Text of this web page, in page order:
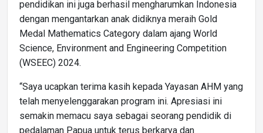
pendidikan ini juga berhasil mengharumkan Indonesia
dengan mengantarkan anak didiknya meraih Gold
Medal Mathematics Category dalam ajang World
Science, Environment and Engineering Competition
(WSEEC) 2024.
“Saya ucapkan terima kasih kepada Yayasan AHM yang
telah menyelenggarakan program ini. Apresiasi ini
semakin memacu saya sebagai seorang pendidik di
pedalaman Papua untuk terus berkarya dan